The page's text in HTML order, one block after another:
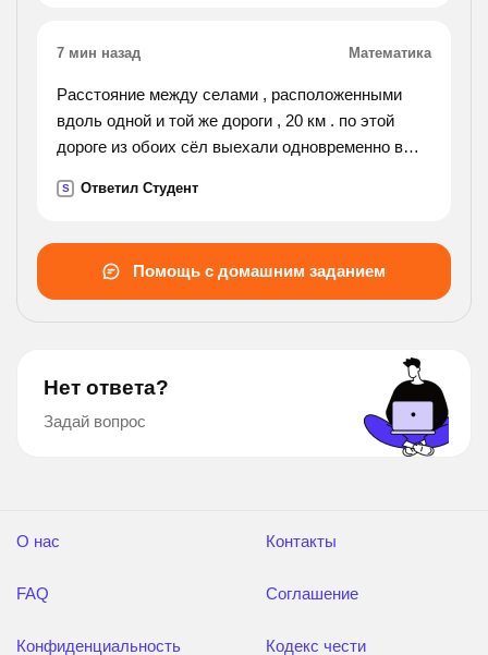
7 мин назад Математика
Расстояние между селами , расположенными
вдоль одной и той же дороги , 20 км . по этой
дороге из обоих сёл выехали одновременно в
скорость первого 10км/ч , а второго ,
движения второй велосипедист : 1) догонит
первого ; 2)обгонит первого на 5 км .
S Ответил Студент
Помощь с домашним заданием
Нет ответа?
Задай вопрос
О нас
FAQ
Конфиденциальность
Контакты
Соглашение
Кодекс чести